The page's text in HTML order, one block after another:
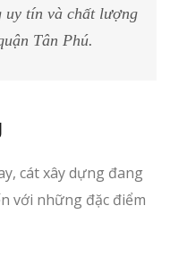
uy tín và chất lượng
Tân Phú.
cát xây dựng đang
với những đặc điểm